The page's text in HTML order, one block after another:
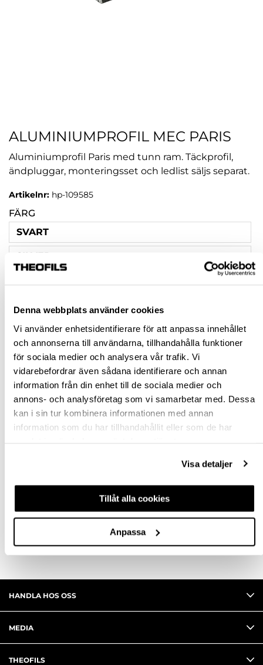
Denna webbplats använder cookies
Vi använder enhetsidentifierare för att anpassa innehållet
och annonserna till användarna, tillhandahålla funktioner
för sociala medier och analysera vår trafik. Vi
vidarebefordrar även sådana identifierare och annan
information från din enhet till de sociala medier och
annons- och analysföretag som vi samarbetar med. Dessa
kan i sin tur kombinera informationen med annan
information som du har tillhandahållit eller som de har
Visa detaljer
Tillåt alla cookies
Anpassa
ALUMINIUMPROFIL MEC PARIS
Aluminiumprofil Paris med tunn ram. Täckprofil,
ändpluggar, monteringsset och ledlist säljs separat.
Artikelnr: hp-109585
FÄRG
SVART
SILVER
st
VÄLJ VARIANT
Snabba leveranser
Hämta i butik
Ledande leverantör i Sverige
FRÅGA OM PRODUKT
RECENSIONER
HANDLA HOS OSS
MEDIA
THEOFILS